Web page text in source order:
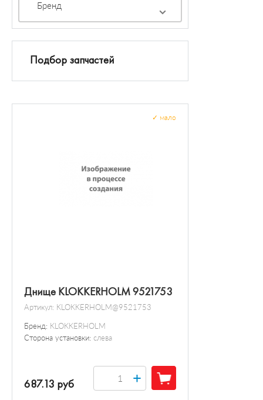
Днище KLOKKERHOLM 9521753
Артикул: KLOKKERHOLM@9521753
Бренд: KLOKKERHOLM
Сторона установки: слева
мало
687.13 руб +
Бренд
Подбор запчастей